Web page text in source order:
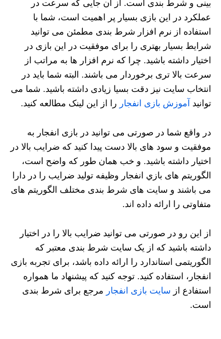
بینی و شرط بندی است. از آن جایی که سرعت در
عملکرد در این بازی بسیار پر اهمیت است، شما با
استفاده از نرم افزار شرط بندی مطمئن می توانید
شرایط بسیار بهتری را برای موفقیت در این بازی در
اختیار داشته باشید. چرا که نرم افزار ها به مراتب از
سرعت بالا تری برخوردار می باشند. البته شما باید در
انتخاب سایت نیز دقت بسیا زیادی داشته باشید. شما می
توانید آموزش بازی انفجار را از این لینک مطالعه کنید.
در واقع شما در صورتی می توانید در بازی انفجار به
موفقیت و سود های بالا دست پیدا کنید که ضرایب بالا در
اختیار داشته باشید. و خب همان طور که واضح است،
الگوریتم های بازي انفجار وظیفه تولید ضرایب را در دارا
می باشند و سایت های شرط بندی مختلف الگوریتم های
متفاوتی را ارائه داده اند.
از این رو در صورتی می توانید ضرایب بالا را در اختیار
داشته باشید که از یک سايت شرط بندی معتبر که
الگوریتمی استاندارد را ارائه داده باشد، برای تجربه بازی
انفجار، استفاده کنید. توجه کنید که پیشنهاد ما همواره
استفادع از سایت بازی انفجار مرجع برای شرط بندی
است.